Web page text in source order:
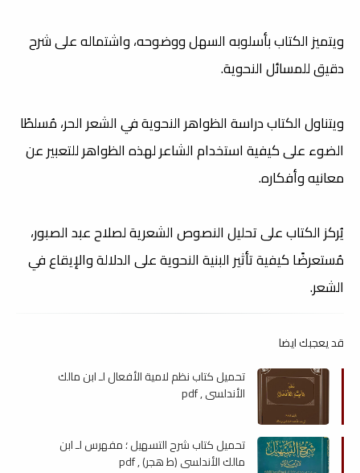
ويتميز الكتاب بأسلوبه السهل ووضوحه، واشتماله على شرح
دقيق للمسائل النحوية.
ويتناول الكتاب دراسة الظواهر النحوية في الشعر الحر، مُسلطًا
الضوء على كيفية استخدام الشاعر لهذه الظواهر للتعبير عن
معانيه وأفكاره.
يُركز الكتاب على تحليل النصوص الشعرية لصلاح عبد الصبور،
مُستعرضًا كيفية تأثير البنية النحوية على الدلالة والإيقاع في
الشعر.​
قد يعجبك ايضا
تحميل كتاب نظم لامية الأفعال لـ ابن مالك
الأندلسي , pdf
تحميل كتاب شرح التسهيل ؛ مفهرس لـ ابن
مالك الأندلسي (ط هجر) , pdf